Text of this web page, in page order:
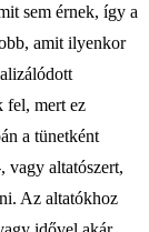
sem érnek, így a
amit ilyenkor
fel, mert ez
a tünetként
vagy altatószert,
Az altatókhoz